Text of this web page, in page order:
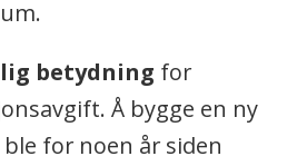
betydning for
Å bygge en ny
for noen år siden